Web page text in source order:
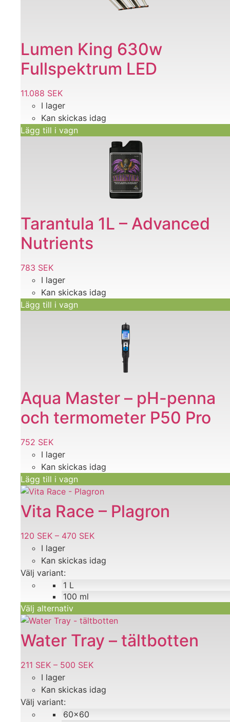
Lumen King 630w
Fullspektrum LED
11.088 SEK
I lager
Kan skickas idag
Lägg till i vagn
Tarantula 1L – Advanced
Nutrients
783 SEK
I lager
Kan skickas idag
Lägg till i vagn
Aqua Master – pH-penna
och termometer P50 Pro
752 SEK
I lager
Kan skickas idag
Lägg till i vagn
Vita Race – Plagron
120 SEK – 470 SEK
till
1 L
100 ml
I lager
Kan skickas idag
Välj variant:
Välj alternativ
Den
här
produkten
flera
varianter.
olika
alternativen
kan
väljas
produktsidan
Water Tray – tältbotten
211 SEK – 500 SEK
till
60x60
I lager
Kan skickas idag
Välj variant:
Den
här
produkten
flera
varianter.
olika
alternativen